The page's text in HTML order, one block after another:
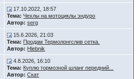
17.10.2022, 18:57
Тема: Чехлы на мотоциклы эндуро
Автор: serg
15.6.2026, 21:03
Тема: Продам Термолонгслив сетка.
Автор: Hlebnik
4.8.2026, 16:10
Тема: Куплю тормозной шланг передний...
Автор: Скат